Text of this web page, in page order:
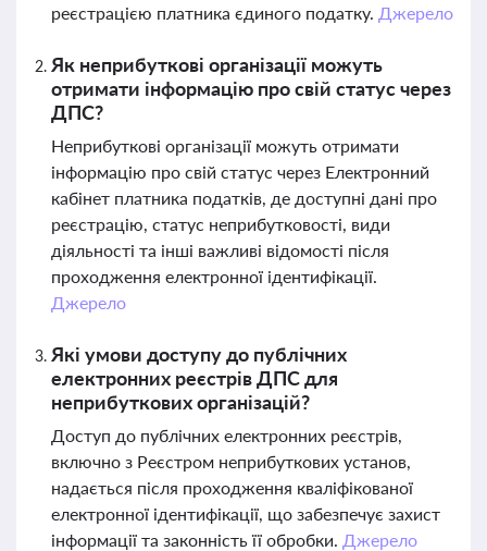
реєстрацією платника єдиного податку. Джерело
Як неприбуткові організації можуть
отримати інформацію про свій статус через
ДПС?
Неприбуткові організації можуть отримати
інформацію про свій статус через Електронний
кабінет платника податків, де доступні дані про
реєстрацію, статус неприбутковості, види
діяльності та інші важливі відомості після
проходження електронної ідентифікації.
Джерело
Які умови доступу до публічних
електронних реєстрів ДПС для
неприбуткових організацій?
Доступ до публічних електронних реєстрів,
включно з Реєстром неприбуткових установ,
надається після проходження кваліфікованої
електронної ідентифікації, що забезпечує захист
інформації та законність її обробки. Джерело